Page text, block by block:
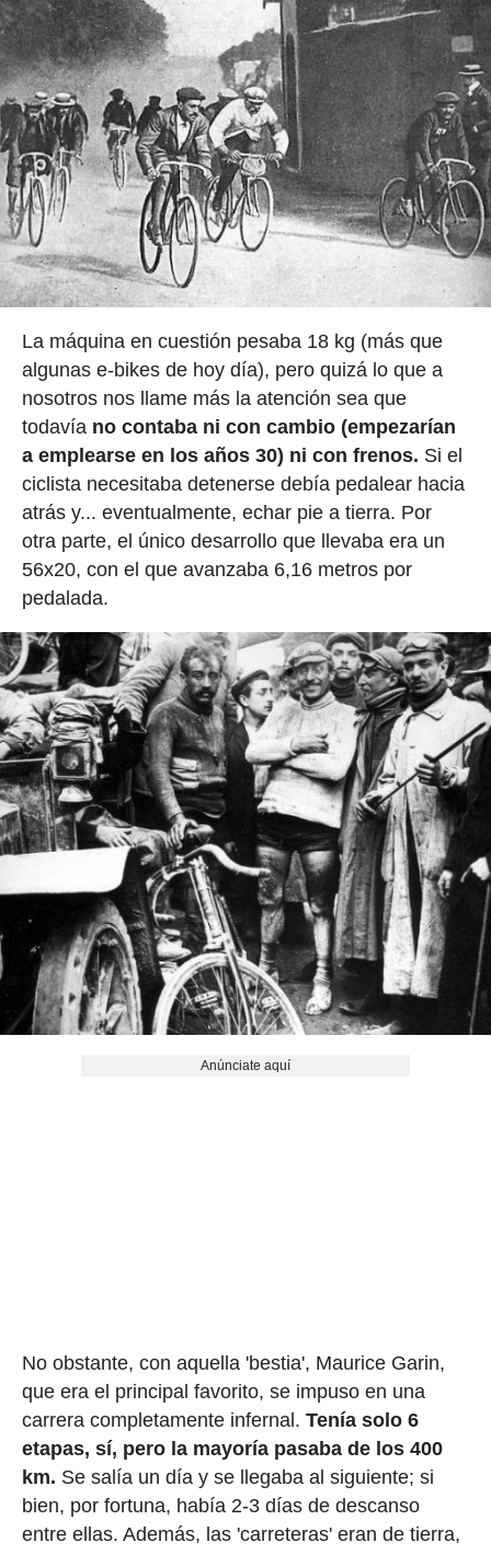
La máquina en cuestión pesaba 18 kg (más que
algunas e-bikes de hoy día), pero quizá lo que a
nosotros nos llame más la atención sea que
todavía no contaba ni con cambio (empezarían
a emplearse en los años 30) ni con frenos. Si el
ciclista necesitaba detenerse debía pedalear hacia
atrás y... eventualmente, echar pie a tierra. Por
otra parte, el único desarrollo que llevaba era un
56x20, con el que avanzaba 6,16 metros por
pedalada.
Anúnciate aquí
No obstante, con aquella 'bestia', Maurice Garin,
que era el principal favorito, se impuso en una
carrera completamente infernal. Tenía solo 6
etapas, sí, pero la mayoría pasaba de los 400
km. Se salía un día y se llegaba al siguiente; si
bien, por fortuna, había 2-3 días de descanso
entre ellas. Además, las 'carreteras' eran de tierra,